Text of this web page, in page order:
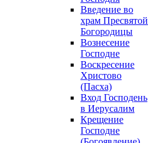
Введение во
храм Пресвятой
Богородицы
Вознесение
Господне
Воскресение
Христово
(Пасха)
Вход Господень
в Иерусалим
Крещение
Господне